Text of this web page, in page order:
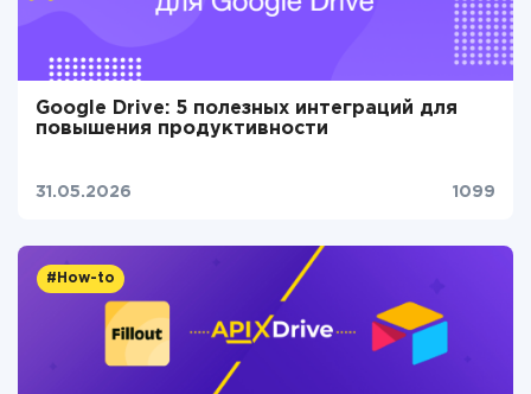
Google Drive: 5 полезных интеграций для
повышения продуктивности
31.05.2026 1099
#How-to